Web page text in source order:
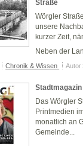
Straße
Wörgler
unsere
kurzer Zeit,
Neben der
Chronik & Wissen
Das Wörgler
Printmedien
monatlich an
Gemeinde...